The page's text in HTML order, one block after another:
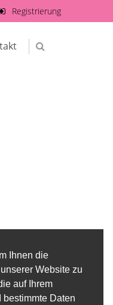
Ihnen die
Website zu
auf Ihrem
Daten
Registrierung